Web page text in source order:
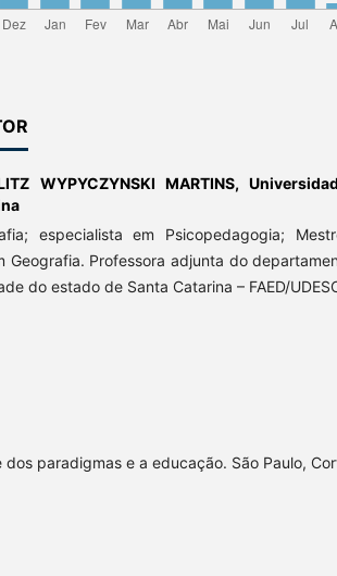
WYPYCZYNSKI MARTINS,
especialista em Psicopedagogia;
Geografia. Professora adjunta do
do estado de Santa Catarina – FAED/
dos paradigmas e a educação. São Paulo,